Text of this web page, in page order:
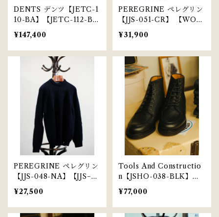
DENTS デンツ【JETC-1
10-BA】【JETC-112-B
L】【MENS】ペッカリー
グローブ 15-1564 （カシ
ミヤライニング）
¥147,400
PEREGRINE ペレグリン
【JJS-051-CR】 【WOM
ENS】 メリノウール イソ
ベル クルー アラン
¥31,900
PEREGRINE ペレグリン
【JJS-048-NA】【JJS−04
9-OA】【MENS】フォー
ドフィッシャーマンクルー
¥27,500
Tools And Constructio
n【JSHO-038-BLK】ツ
ールズ アンド コンストラ
クション
¥77,000